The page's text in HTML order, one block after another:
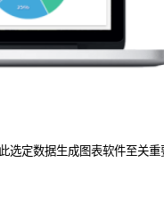
定数据生成图表软件至关